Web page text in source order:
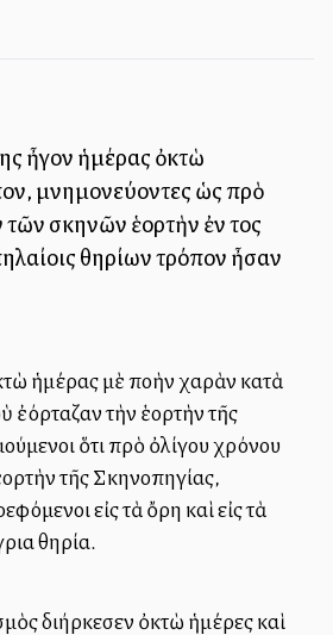
ἦγον ἡμέρας ὀκτὼ
μνημονεύοντες ὡς πρὸ
σκηνῶν ἑορτὴν ἐν τοῖς
θηρίων τρόπον ἦσαν
ἡμέρας μὲ πολλὴν χαρὰν κατὰ
ἐόρταζαν τὴν ἑορτὴν τῆς
ὅτι πρὸ ὀλίγου χρόνου
τῆς Σκηνοπηγίας,
εἰς τὰ ὄρη καὶ εἰς τὰ
θηρία.
διήρκεσεν ὀκτὼ ἡμέρες καὶ